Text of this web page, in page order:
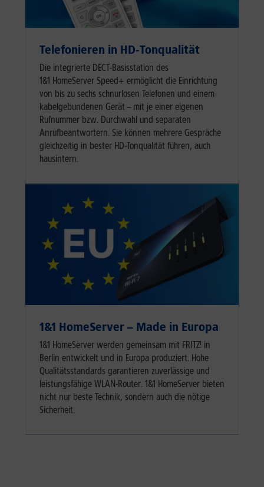
Telefonieren in HD-Tonqualität
Die integrierte DECT-Basisstation des
1&1 HomeServer Speed+ ermöglicht die Einrichtung
von bis zu sechs schnurlosen Telefonen und einem
kabelgebundenen Gerät – mit je einer eigenen
Rufnummer bzw. Durchwahl und separaten
Anrufbeantwortern. Sie können mehrere Gespräche
gleichzeitig in bester HD-Tonqualität führen, auch
hausintern.
1&1 HomeServer – Made in Europa
1&1 HomeServer werden gemeinsam mit FRITZ! in
Berlin entwickelt und in Europa produziert. Hohe
Qualitätsstandards garantieren zuverlässige und
leistungsfähige WLAN-Router. 1&1 HomeServer bieten
nicht nur beste Technik, sondern auch die nötige
Sicherheit.